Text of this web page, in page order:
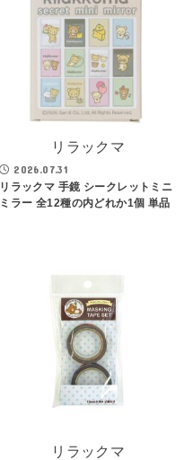
リラックマ
2026.07.31
リラックマ 手鏡 シークレットミニ
ミラー 全12種の内どれか1個 単品
リラックマ